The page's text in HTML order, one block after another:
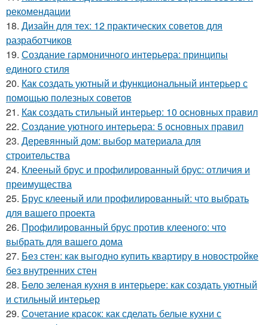
рекомендации
18. Дизайн для тех: 12 практических советов для
разработчиков
19. Создание гармоничного интерьера: принципы
единого стиля
20. Как создать уютный и функциональный интерьер с
помощью полезных советов
21. Как создать стильный интерьер: 10 основных правил
22. Создание уютного интерьера: 5 основных правил
23. Деревянный дом: выбор материала для
строительства
24. Клееный брус и профилированный брус: отличия и
преимущества
25. Брус клееный или профилированный: что выбрать
для вашего проекта
26. Профилированный брус против клееного: что
выбрать для вашего дома
27. Без стен: как выгодно купить квартиру в новостройке
без внутренних стен
28. Бело зеленая кухня в интерьере: как создать уютный
и стильный интерьер
29. Сочетание красок: как сделать белые кухни с